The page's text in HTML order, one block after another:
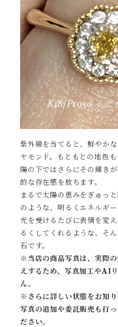
紫外線を当てると、鮮やか
ヤモンド。もともとの地色
陽の下ではさらにその輝き
的な存在感を放ちます。
まるで太陽の恵みをぎゅっ
のような、明るくエネルギー
光を受けるたびに表情を変
るくしてくれるような、そ
石です。
※当店の商品写真は、実際
えするため、写真加工やAI
ん。
※ さらに詳しい状態をお知
写真の追加や委託販売も行
ださい。